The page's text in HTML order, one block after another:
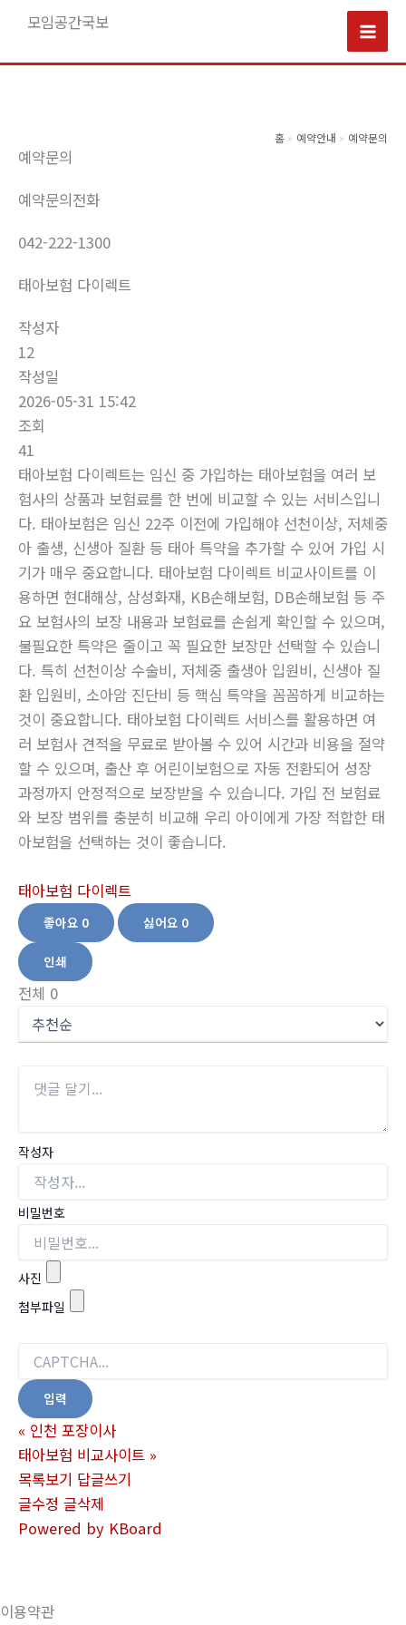
츠
모임공간국보
Main
홈 예약안내 예약문의
예약문의
예약문의전화
042-222-1300
태아보험 다이렉트
작성자
12
작성일
2026-05-31 15:42
조회
41
태아보험 다이렉트는 임신 중 가입하는 태아보험을 여러 보
험사의 상품과 보험료를 한 번에 비교할 수 있는 서비스입니
다. 태아보험은 임신 22주 이전에 가입해야 선천이상, 저체중
아 출생, 신생아 질환 등 태아 특약을 추가할 수 있어 가입 시
기가 매우 중요합니다. 태아보험 다이렉트 비교사이트를 이
용하면 현대해상, 삼성화재, KB손해보험, DB손해보험 등 주
요 보험사의 보장 내용과 보험료를 손쉽게 확인할 수 있으며,
불필요한 특약은 줄이고 꼭 필요한 보장만 선택할 수 있습니
다. 특히 선천이상 수술비, 저체중 출생아 입원비, 신생아 질
환 입원비, 소아암 진단비 등 핵심 특약을 꼼꼼하게 비교하는
것이 중요합니다. 태아보험 다이렉트 서비스를 활용하면 여
러 보험사 견적을 무료로 받아볼 수 있어 시간과 비용을 절약
할 수 있으며, 출산 후 어린이보험으로 자동 전환되어 성장
과정까지 안정적으로 보장받을 수 있습니다. 가입 전 보험료
와 보장 범위를 충분히 비교해 우리 아이에게 가장 적합한 태
아보험을 선택하는 것이 좋습니다.
태아보험 다이렉트
좋아요 0 싫어요 0
인쇄
전체 0
작성자
비밀번호
사진
첨부파일
« 인천 포장이사
태아보험 비교사이트 »
목록보기 답글쓰기
글수정 글삭제
Powered by KBoard
이용약관